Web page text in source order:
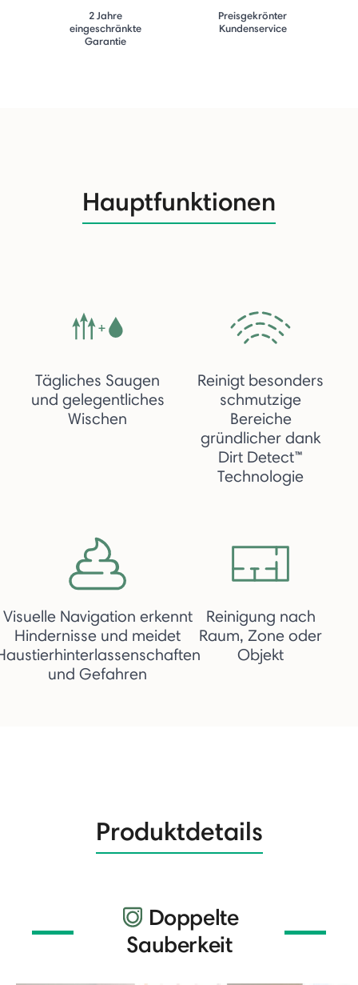
2 Jahre
eingeschränkte
Garantie
Preisgekrönter
Kundenservice
Hauptfunktionen
Tägliches Saugen
und gelegentliches
Wischen
Reinigt besonders
schmutzige
Bereiche
gründlicher dank
Dirt Detect™
Technologie
Visuelle Navigation erkennt
Hindernisse und meidet
und Gefahren
Reinigung nach
Raum, Zone oder
Objekt
Produktdetails
Doppelte
Sauberkeit